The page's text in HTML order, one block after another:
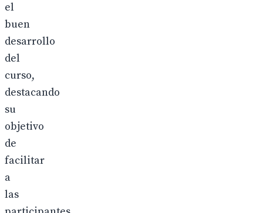
el
buen
desarrollo
del
curso,
destacando
su
objetivo
de
facilitar
a
las